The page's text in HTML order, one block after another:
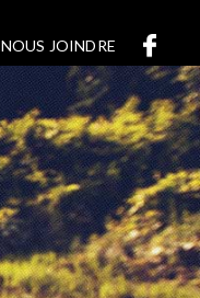
NOUS JOINDRE